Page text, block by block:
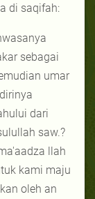
di saqifah:
sebagai
umar
dari
saw.?
llah
kami maju
oleh an